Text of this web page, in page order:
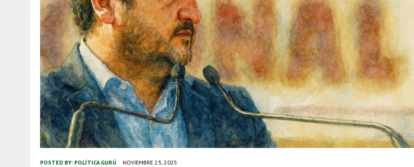
POSTED BY: POLÍTICA GURÚ NOVIEMBRE 23, 2025